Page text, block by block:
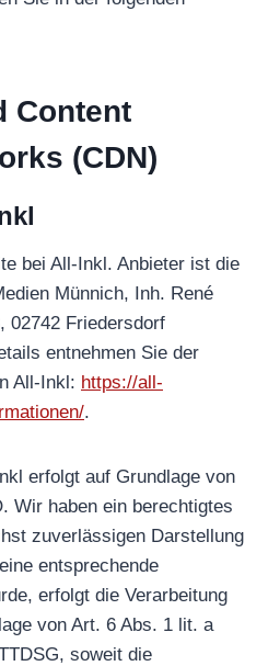
Content
(CDN)
bei All-Inkl. Anbieter ist die
Münnich, Inh. René
02742 Friedersdorf
entnehmen Sie der
All-Inkl: https://all-
.
erfolgt auf Grundlage von
Wir haben ein berechtigtes
zuverlässigen Darstellung
entsprechende
erfolgt die Verarbeitung
von Art. 6 Abs. 1 lit. a
soweit die